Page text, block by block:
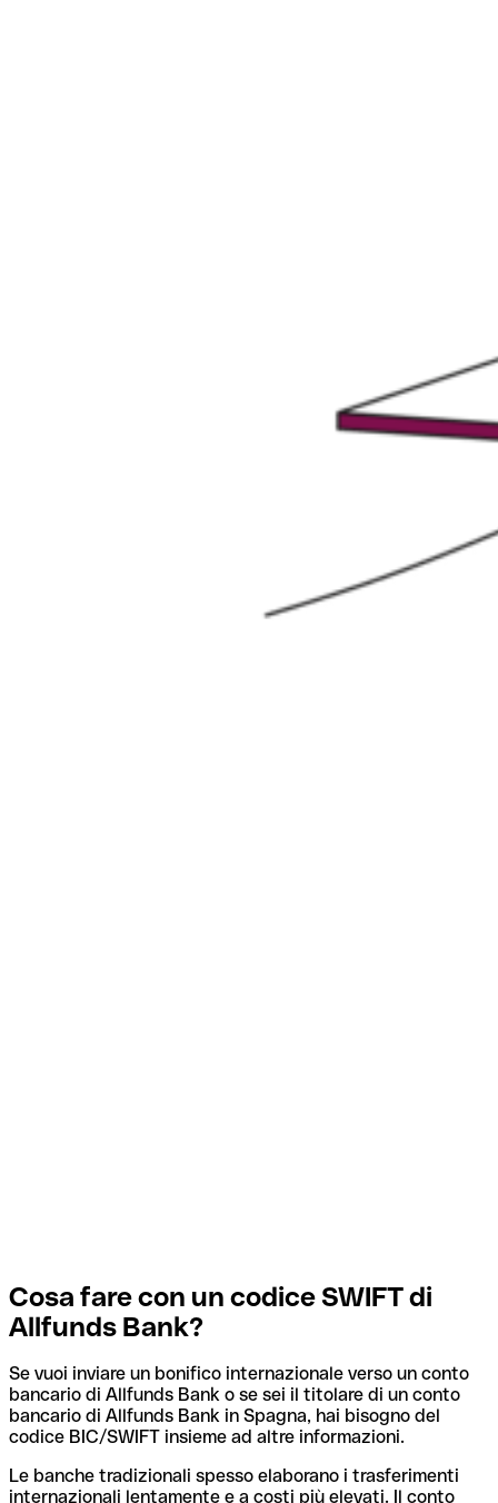
Cosa fare con un codice SWIFT di
Allfunds Bank?
Se vuoi inviare un bonifico internazionale verso un conto
bancario di Allfunds Bank o se sei il titolare di un conto
bancario di Allfunds Bank in Spagna, hai bisogno del
codice BIC/SWIFT insieme ad altre informazioni.
Le banche tradizionali spesso elaborano i trasferimenti
internazionali lentamente e a costi più elevati. Il conto